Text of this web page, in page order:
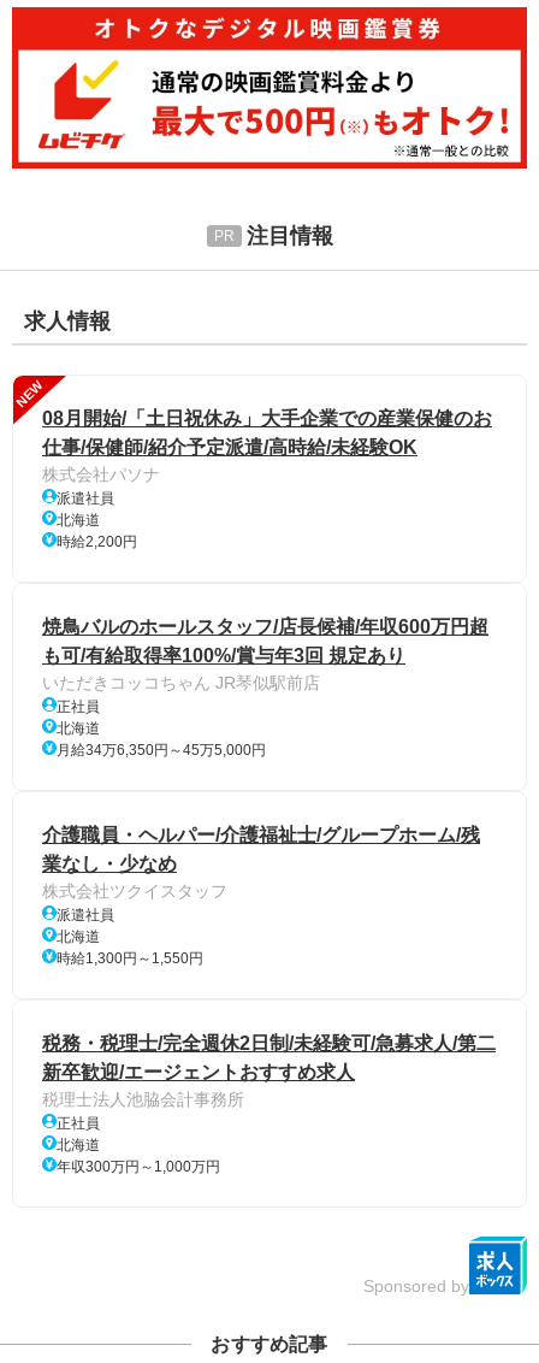
注目情報
求人情報
NEW
08月開始/「土日祝休み」大手企業での産業保健のお
仕事/保健師/紹介予定派遣/高時給/未経験OK
株式会社パソナ
派遣社員
北海道
時給2,200円
焼鳥バルのホールスタッフ/店長候補/年収600万円超
も可/有給取得率100%/賞与年3回 規定あり
いただきコッコちゃん JR琴似駅前店
正社員
北海道
月給34万6,350円～45万5,000円
介護職員・ヘルパー/介護福祉士/グループホーム/残
業なし・少なめ
株式会社ツクイスタッフ
派遣社員
北海道
時給1,300円～1,550円
税務・税理士/完全週休2日制/未経験可/急募求人/第二
新卒歓迎/エージェントおすすめ求人
税理士法人池脇会計事務所
正社員
北海道
年収300万円～1,000万円
Sponsored by
おすすめ記事